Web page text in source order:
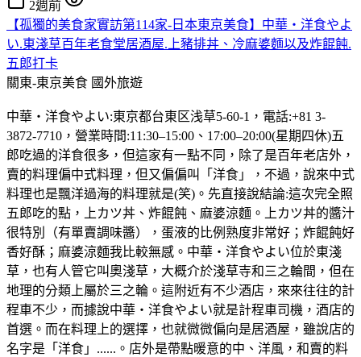
2週前
【孤獨的美食家實訪第114家-日本東京美食】中華・洋食やよ
い.東淺草百年老食堂居酒屋.上豬排丼、冷麻婆麵以及炸餛飩.
五郎打卡
關東-東京美食 國外旅遊
中華・洋食やよい:東京都台東区浅草5-60-1，電話:+81 3-
3872-7710，營業時間:11:30–15:00、17:00–20:00(星期四休)五
郎吃過的洋食很多，但這家有一點不同，除了是百年老店外，
賣的料理偏中式料理，但又偏偏叫「洋食」，不過，說來中式
料理也是飄洋過海的料理就是(笑)。先直接說結論:這次完全照
五郎吃的點，上カツ丼、炸餛飩、麻婆涼麵。上カツ丼的醬汁
很特別（有單賣調味醬），蛋液的比例熟度非常好；炸餛飩好
香好酥；麻婆涼麵我比較無感。中華・洋食やよい位於東淺
草，也有人管它叫奧淺草，大概介於淺草寺和三之輪間，但在
地理的分類上屬於三之輪。這附近有不少酒店，來來往往的計
程車不少，而據說中華・洋食やよい就是計程車司機，酒店的
首選。而在料理上的選擇，也就微微偏向是居酒屋，雖說店的
名字是「洋食」......。店外是帶點暖意的中、洋風，和賣的料